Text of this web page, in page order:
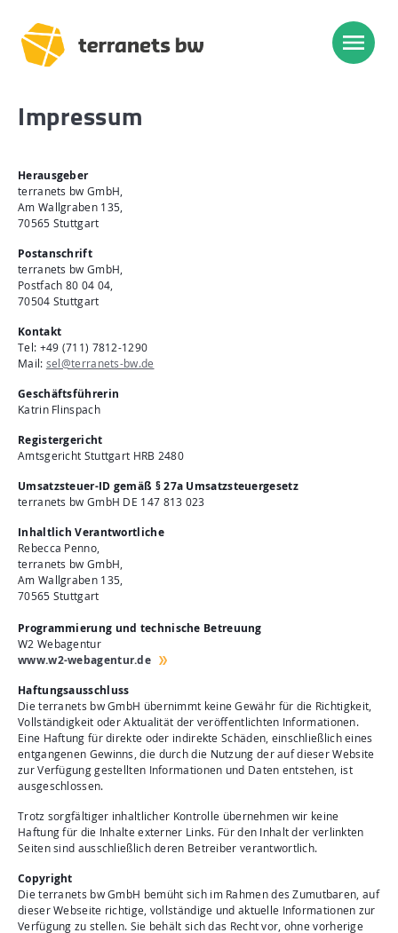
Trassenverlauf SEL:
Heidelberg – Heilbronn
Heilbronn – Löchgau
Löchgau – Esslingen a. N.
Esslingen a. N. – Bissingen
Start
Planung, Bau, Betrieb
Aktuelles
Mediathek
Newsletter
Kontakt
Suche
Impressum
Herausgeber
terranets bw GmbH,
Am Wallgraben 135,
70565 Stuttgart
Postanschrift
terranets bw GmbH,
Postfach 80 04 04,
70504 Stuttgart
Kontakt
Tel: +49 (711) 7812-1290
Mail: sel@terranets-bw.de
Geschäftsführerin
Katrin Flinspach
Registergericht
Amtsgericht Stuttgart HRB 2480
Umsatzsteuer-ID gemäß § 27a Umsatzsteuergesetz
terranets bw GmbH DE 147 813 023
Inhaltlich Verantwortliche
Rebecca Penno,
terranets bw GmbH,
Am Wallgraben 135,
70565 Stuttgart
Programmierung und technische Betreuung
W2 Webagentur
www.w2-webagentur.de
Haftungsausschluss
Die terranets bw GmbH übernimmt keine Gewähr für die Richtigkeit,
Vollständigkeit oder Aktualität der veröffentlichten Informationen.
Eine Haftung für direkte oder indirekte Schäden, einschließlich eines
entgangenen Gewinns, die durch die Nutzung der auf dieser Website
zur Verfügung gestellten Informationen und Daten entstehen, ist
ausgeschlossen.
Trotz sorgfältiger inhaltlicher Kontrolle übernehmen wir keine
Haftung für die Inhalte externer Links. Für den Inhalt der verlinkten
Seiten sind ausschließlich deren Betreiber verantwortlich.
Copyright
Die terranets bw GmbH bemüht sich im Rahmen des Zumutbaren, auf
dieser Webseite richtige, vollständige und aktuelle Informationen zur
Verfügung zu stellen. Sie behält sich das Recht vor, ohne vorherige